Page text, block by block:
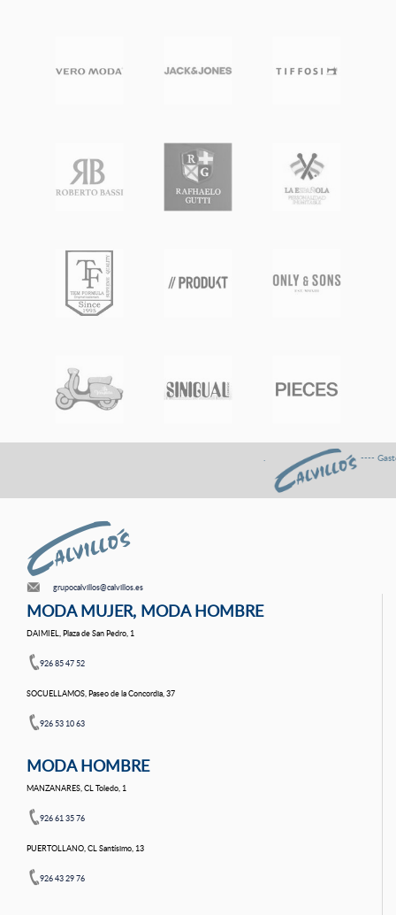
. ---- Gastos de envÍo
grupocalvillos@calvillos.es
MODA MUJER, MODA HOMBRE
DAIMIEL, Plaza de San Pedro, 1
926 85 47 52
SOCUELLAMOS, Paseo de la Concordia, 37
926 53 10 63
MODA HOMBRE
MANZANARES, CL Toledo, 1
926 61 35 76
PUERTOLLANO, CL Santísimo, 13
926 43 29 76